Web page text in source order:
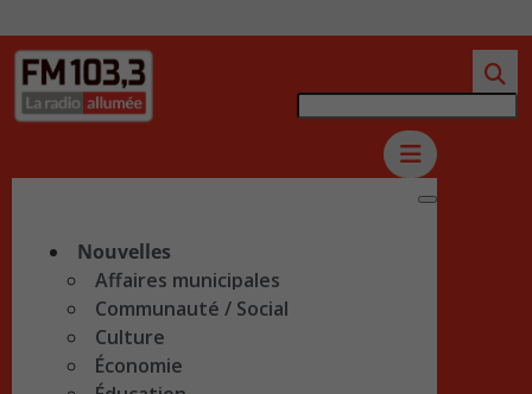
Nouvelles
Affaires municipales
Communauté / Social
Culture
Économie